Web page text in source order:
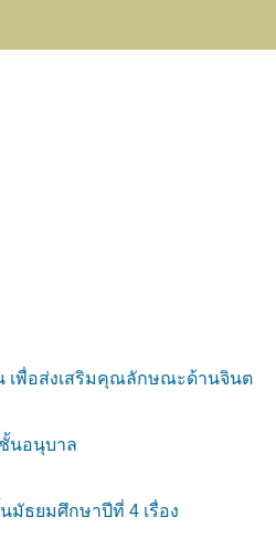
เพื่อส่งเสริมคุณลักษณะด้านจินต
นอนุบาล
มัธยมศึกษาปีที่ 4 เรื่อง